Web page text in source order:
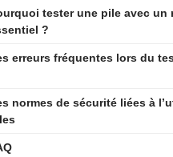
tester une pile avec un
?
erreurs fréquentes lors du
normes de sécurité liées à